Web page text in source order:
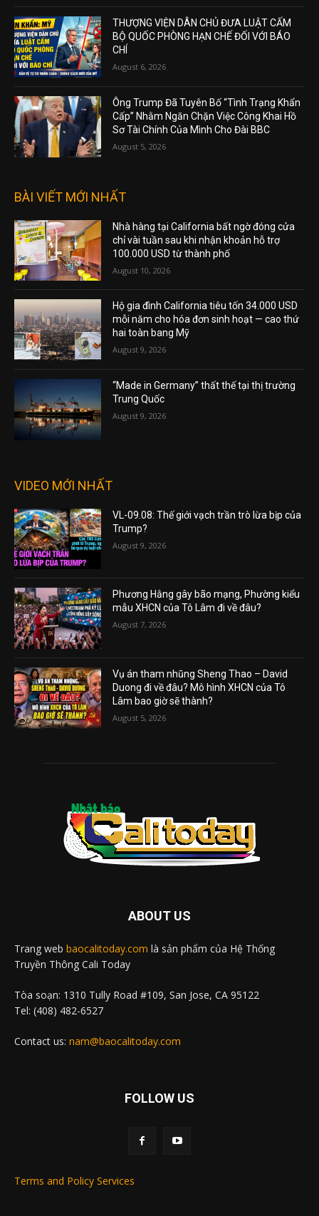
THƯỢNG VIỆN DÂN CHỦ ĐƯA LUẬT CẤM
BỘ QUỐC PHÒNG HẠN CHẾ ĐỐI VỚI BÁO
CHÍ
August 6, 2026
Ông Trump Đã Tuyên Bố “Tình Trạng Khẩn
Cấp” Nhằm Ngăn Chặn Việc Công Khai Hồ
Sơ Tài Chính Của Mình Cho Đài BBC
August 5, 2026
BÀI VIẾT MỚI NHẤT
Nhà hàng tại California bất ngờ đóng cửa
chỉ vài tuần sau khi nhận khoản hỗ trợ
100.000 USD từ thành phố
August 10, 2026
Hộ gia đình California tiêu tốn 34.000 USD
mỗi năm cho hóa đơn sinh hoạt — cao thứ
hai toàn bang Mỹ
August 9, 2026
“Made in Germany” thất thế tại thị trường
Trung Quốc
August 9, 2026
VIDEO MỚI NHẤT
VL-09.08: Thế giới vạch trần trò lừa bịp của
Trump?
August 9, 2026
Phương Hằng gây bão mạng, Phường kiểu
mẫu XHCN của Tô Lâm đi về đâu?
August 7, 2026
Vụ án tham nhũng Sheng Thao – David
Duong đi về đâu? Mô hình XHCN của Tô
Lâm bao giờ sẽ thành?
August 5, 2026
ABOUT US
Trang web baocalitoday.com là sản phẩm của Hệ Thống
Truyền Thông Cali Today
Tòa soạn: 1310 Tully Road #109, San Jose, CA 95122
Tel: (408) 482-6527
Contact us: nam@baocalitoday.com
FOLLOW US
Terms and Policy Services